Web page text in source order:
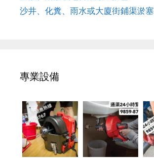
沙井、化糞、雨水或大廈街鋪渠淤塞
專業設備